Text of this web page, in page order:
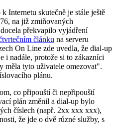
Internetu skutečně je stále ještě
na již zmiňovaných
překvapilo vyjádření
článku na serveru
On Line zde uvedla, že dial-up
i nadále, protože si to zákazníci
měla tyto uživatele omezovat".
plánu.
co připouští či nepřipouští
plán změnil a dial-up bylo
číslech (např. 2xx xxx xxx),
že jde o dvě různé služby, s